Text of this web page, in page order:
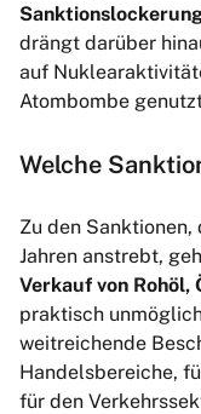
drängt darüber
auf
Atombombe
Welche
Zu den
Jahren anstrebt,
Verkauf von Rohöl,
praktisch
weitreichende
Handelsbereiche,
für den